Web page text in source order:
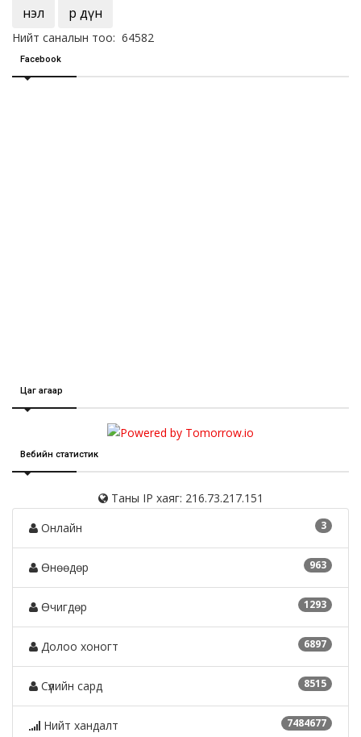
Үнэл Үр дүн
Нийт саналын тоо: 64582
Facebook
Цаг агаар
Вебийн статистик
Таны IP хаяг: 216.73.217.151
3
Онлайн
963
Өнөөдөр
1293
Өчигдөр
6897
Долоо хоногт
8515
Сүүлийн сард
7484677
Нийт хандалт